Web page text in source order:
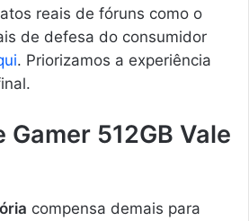
reais de fóruns como o
de defesa do consumidor
. Priorizamos a experiência
512GB Vale
compensa demais para